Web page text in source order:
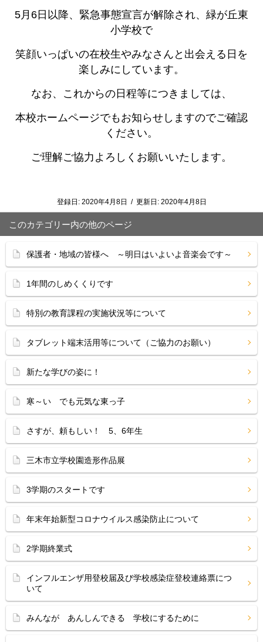
5月6日以降、緊急事態宣言が解除され、緑が丘東
小学校で
笑顔いっぱいの在校生やみなさんと出会える日を
楽しみにしています。
なお、これからの日程等につきましては、
本校ホームページでもお知らせしますのでご確認
ください。
ご理解ご協力よろしくお願いいたします。
登録日: 2020年4月8日 / 更新日: 2020年4月8日
このカテゴリー内の他のページ
保護者・地域の皆様へ ～明日はいよいよ音楽会です～
1年間のしめくくりです
特別の教育課程の実施状況等について
タブレット端末活用等について（ご協力のお願い）
新たな学びの姿に！
寒～い でも元気な東っ子
さすが、頼もしい！ 5、6年生
三木市立学校園造形作品展
3学期のスタートです
年末年始新型コロナウイルス感染防止について
2学期終業式
インフルエンザ用登校届及び学校感染症登校連絡票につ
いて
みんなが あんしんできる 学校にするために